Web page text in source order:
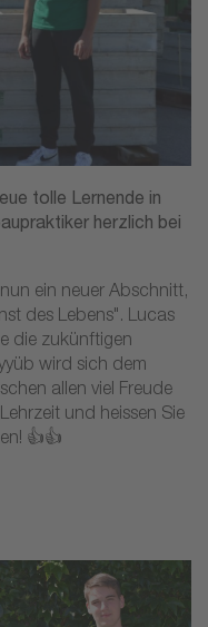
tolle Lernende in
herzlich bei
ein neuer Abschnitt,
des Lebens". Lucas
die zukünftigen
wird sich dem
allen viel Freude
und heissen Sie
👍👍